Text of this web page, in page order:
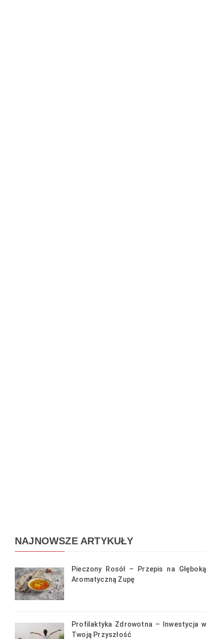
NAJNOWSZE ARTYKUŁY
Pieczony Rosół – Przepis na Głęboką
Aromatyczną Zupę
Profilaktyka Zdrowotna – Inwestycja w
Twoją Przyszłość